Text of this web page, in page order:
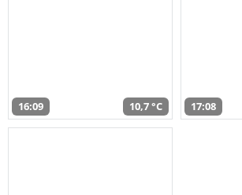
16:09 10,7 °C 17:08